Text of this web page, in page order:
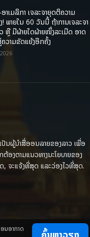
າເມລິກາ ເຈລະຈາຍຸດຕິຄວາມ
! ພາຍໃນ 60 ວັນນີ້ ຖ້າການເຈລະຈາ
ຫຼື ມີຝ່າຍໃດຝ່າຍໜຶ່ງລະເມີດ ອາດ
ຄວາມຂັດແຍ້ງອີກຄັ້ງ
ປັນຜູ້ນຳສື່ອອນລາຍຂອງລາວ ເພື່ອ
ອງຕາມແນວທາງນະໂຍບາຍຂອງ
ຈະແຈ້ງທີ່ສຸດ ແລະວ່ອງໄວທີ່ສຸດ.
ນອາກາດ ຄົ້ນຫາວຽກ